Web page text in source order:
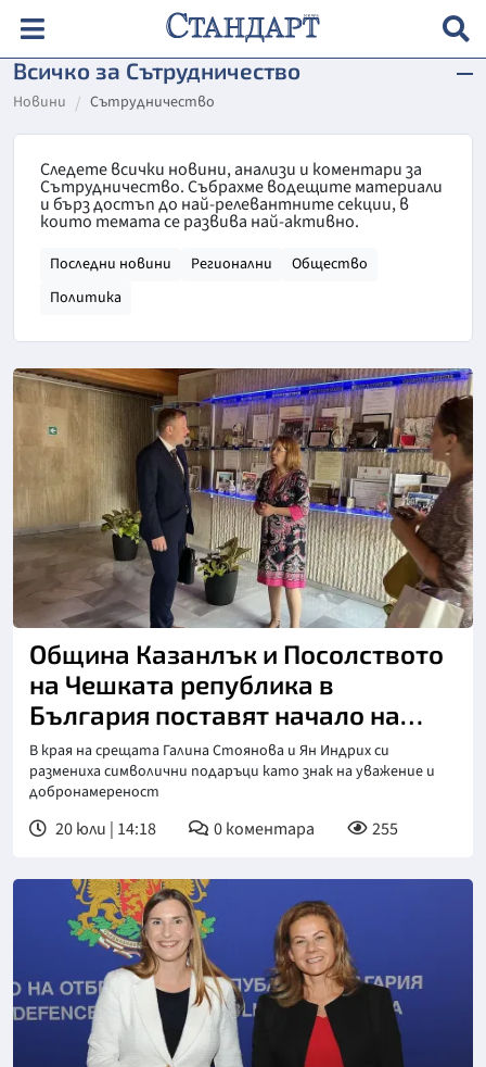
Всичко за Сътрудничество
Новини Сътрудничество
Следете всички новини, анализи и коментари за
Сътрудничество. Събрахме водещите материали
и бърз достъп до най-релевантните секции, в
които темата се развива най-активно.
Последни новини Регионални
Общество
Политика
Община Казанлък и Посолството
на Чешката република в
България поставят начало на
ново приятелство и бъдещо
сътрудничество
В края на срещата Галина Стоянова и Ян Индрих си
размениха символични подаръци като знак на уважение и
добронамереност
20 юли | 14:18 0коментара 255